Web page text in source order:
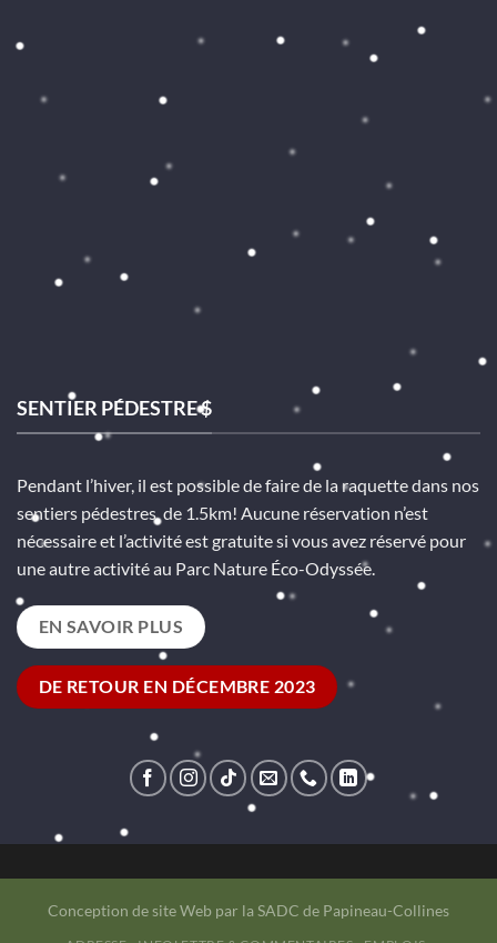
SENTIER PÉDESTRE $
Pendant l’hiver, il est possible de faire de la raquette dans nos
sentiers pédestres de 1.5km! Aucune réservation n’est
nécessaire et l’activité est gratuite si vous avez réservé pour
une autre activité au Parc Nature Éco-Odyssée.
EN SAVOIR PLUS
DE RETOUR EN DÉCEMBRE 2023
Conception de site Web par la SADC de Papineau-Collines